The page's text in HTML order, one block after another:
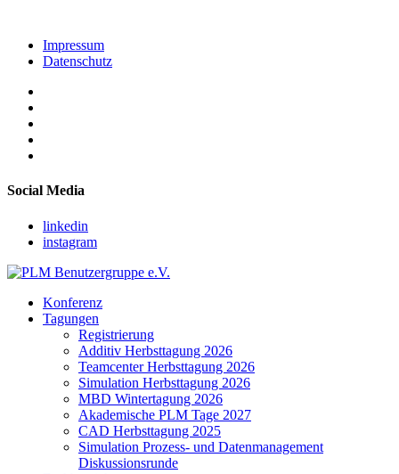
Impressum
Datenschutz
Social Media
linkedin
instagram
Konferenz
Tagungen
Registrierung
Additiv Herbsttagung 2026
Teamcenter Herbsttagung 2026
Simulation Herbsttagung 2026
MBD Wintertagung 2026
Akademische PLM Tage 2027
CAD Herbsttagung 2025
Simulation Prozess- und Datenmanagement
Diskussionsrunde